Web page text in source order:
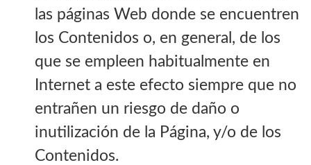
las páginas Web donde se encuentren
los Contenidos o, en general, de los
que se empleen habitualmente en
Internet a este efecto siempre que no
entrañen un riesgo de daño o
inutilización de la Página, y/o de los
Contenidos.